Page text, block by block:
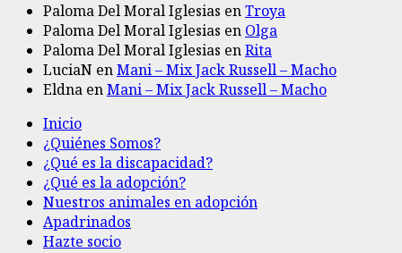
Paloma Del Moral Iglesias enTroya
Paloma Del Moral Iglesias en Olga
Paloma Del Moral Iglesias enRita
LuciaN enMani – Mix Jack Russell – Macho
Eldna enMani – Mix Jack Russell – Macho
Inicio
¿Quiénes Somos?
¿Qué es la discapacidad?
¿Qué es la adopción?
Nuestros animales en adopción
Apadrinados
Hazte socio